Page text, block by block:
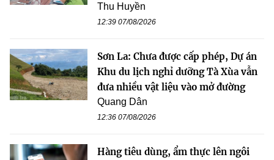
Thu Huyền
12:39 07/08/2026
Sơn La: Chưa được cấp phép, Dự án
Khu du lịch nghỉ dưỡng Tà Xùa vẫn
đưa nhiều vật liệu vào mở đường
Quang Dân
12:36 07/08/2026
Hàng tiêu dùng, ẩm thực lên ngôi